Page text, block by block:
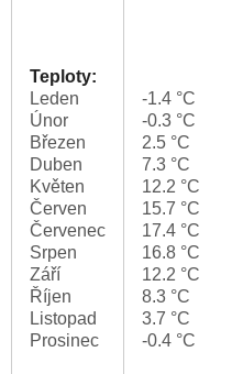
Teploty:
Leden
Únor
Březen
Duben
Květen
Červen
Červenec
Srpen
Září
Říjen
Listopad
Prosinec
-1.4 °C
-0.3 °C
2.5 °C
7.3 °C
12.2 °C
15.7 °C
17.4 °C
16.8 °C
12.2 °C
8.3 °C
3.7 °C
-0.4 °C